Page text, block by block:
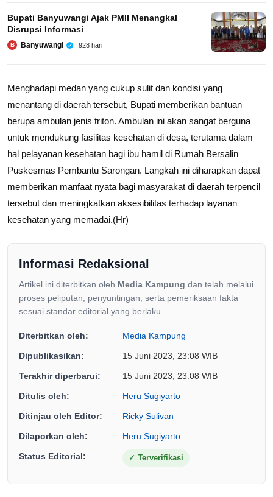
Bupati Banyuwangi Ajak PMII Menangkal
Disrupsi Informasi
B Banyuwangi 928 hari
Menghadapi medan yang cukup sulit dan kondisi yang
menantang di daerah tersebut, Bupati memberikan bantuan
berupa ambulan jenis triton. Ambulan ini akan sangat berguna
untuk mendukung fasilitas kesehatan di desa, terutama dalam
hal pelayanan kesehatan bagi ibu hamil di Rumah Bersalin
Puskesmas Pembantu Sarongan. Langkah ini diharapkan dapat
memberikan manfaat nyata bagi masyarakat di daerah terpencil
tersebut dan meningkatkan aksesibilitas terhadap layanan
kesehatan yang memadai.(Hr)
Informasi Redaksional
Artikel ini diterbitkan oleh Media Kampung dan telah melalui
proses peliputan, penyuntingan, serta pemeriksaan fakta
sesuai standar editorial yang berlaku.
Diterbitkan oleh: Media Kampung
Dipublikasikan: 15 Juni 2023, 23:08 WIB
Terakhir diperbarui: 15 Juni 2023, 23:08 WIB
Ditulis oleh: Heru Sugiyarto
Ditinjau oleh Editor: Ricky Sulivan
Dilaporkan oleh: Heru Sugiyarto
Status Editorial: ✓ Terverifikasi